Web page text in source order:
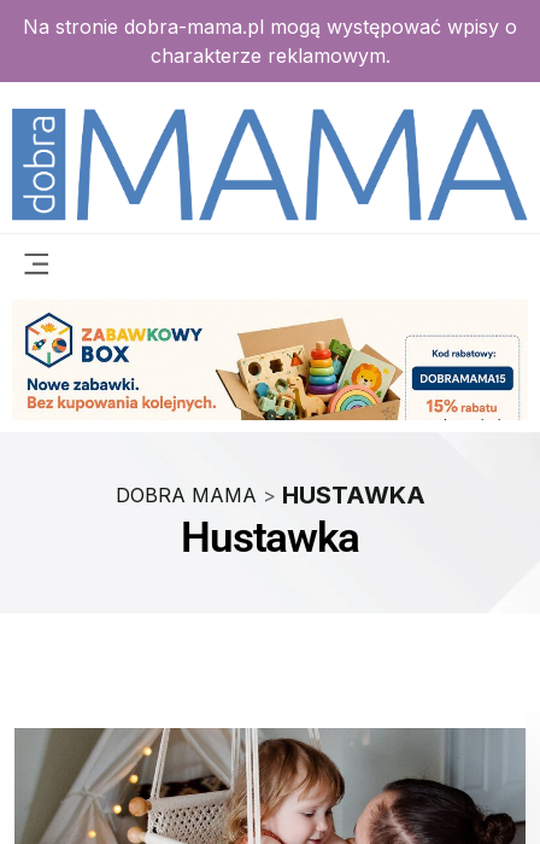
Na stronie dobra-mama.pl mogą występować wpisy o
charakterze reklamowym.
DOBRA MAMA > HUSTAWKA
Hustawka